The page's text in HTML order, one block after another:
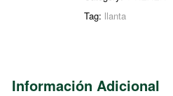
Tag: llanta
Información Adicional